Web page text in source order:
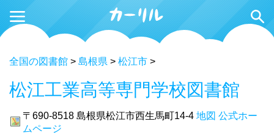
全国の図書館 > 島根県 > 松江市 >
松江工業高等専門学校図書館
〒690-8518 島根県松江市西生馬町14-4 地図 公式ホー
ムページ